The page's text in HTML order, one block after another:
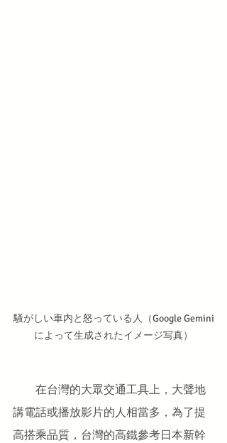
騒がしい車内と怒っている人（Google Gemini
によって生成されたイメージ写真）
在台灣的大眾交通工具上，大聲地
講電話或播放影片的人相當多，為了提
高搭乘品質，台灣的高鐵參考日本新幹